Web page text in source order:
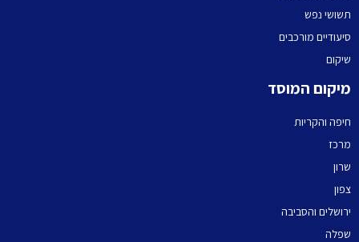
תשושי נפש
סיעודיים מורכבים
שיקום
מיקום המוסד
חיפה והקריות
מרכז
שרון
צפון
ירושלים והסביבה
שפלה